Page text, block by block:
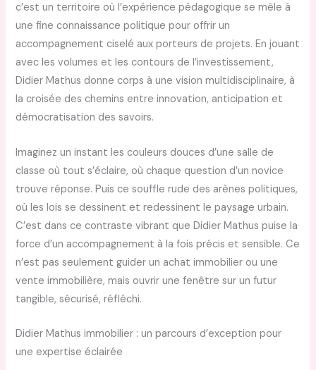
c’est un territoire où l’expérience pédagogique se mêle à
une fine connaissance politique pour offrir un
accompagnement ciselé aux porteurs de projets. En jouant
avec les volumes et les contours de l’investissement,
Didier Mathus donne corps à une vision multidisciplinaire, à
la croisée des chemins entre innovation, anticipation et
démocratisation des savoirs.
Imaginez un instant les couleurs douces d’une salle de
classe où tout s’éclaire, où chaque question d’un novice
trouve réponse. Puis ce souffle rude des arènes politiques,
où les lois se dessinent et redessinent le paysage urbain.
C’est dans ce contraste vibrant que Didier Mathus puise la
force d’un accompagnement à la fois précis et sensible. Ce
n’est pas seulement guider un achat immobilier ou une
vente immobilière, mais ouvrir une fenêtre sur un futur
tangible, sécurisé, réfléchi.
Didier Mathus immobilier : un parcours d’exception pour
une expertise éclairée